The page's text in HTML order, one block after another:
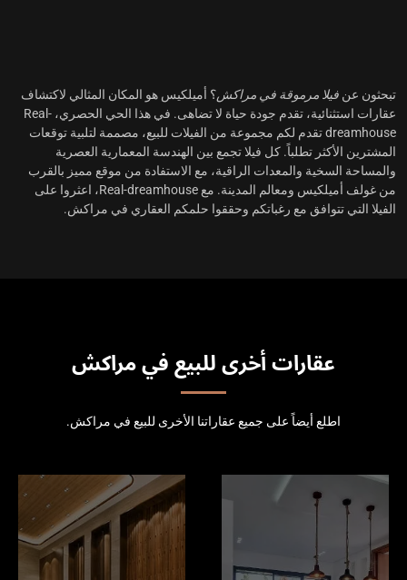
تبحثون عن فيلا مرموقة في مراكش؟ أميلكيس هو المكان المثالي لاكتشاف
عقارات استثنائية، تقدم جودة حياة لا تضاهى. في هذا الحي الحصري، Real-
dreamhouse تقدم لكم مجموعة من الفيلات للبيع، مصممة لتلبية توقعات
المشترين الأكثر تطلباً. كل فيلا تجمع بين الهندسة المعمارية العصرية
والمساحة السخية والمعدات الراقية، مع الاستفادة من موقع مميز بالقرب
من غولف أميلكيس ومعالم المدينة. مع Real-dreamhouse، اعثروا على
الفيلا التي تتوافق مع رغباتكم وحققوا حلمكم العقاري في مراكش.
عقارات أخرى للبيع في مراكش
اطلع أيضاً على جميع عقاراتنا الأخرى للبيع في مراكش.